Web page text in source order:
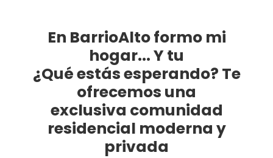
En BarrioAlto formo mi
hogar... Y tu
¿Qué estás esperando? Te
ofrecemos una
exclusiva comunidad
residencial moderna y
privada